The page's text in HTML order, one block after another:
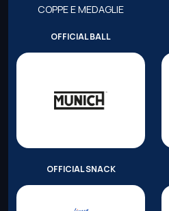
COPPE E MEDAGLIE
OFFICIAL BALL
OFFICIAL SNACK